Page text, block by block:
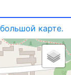
карте.